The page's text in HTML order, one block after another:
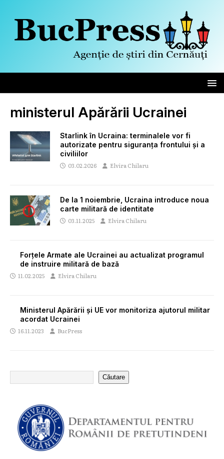
ministerul Apărării Ucrainei
Starlink în Ucraina: terminalele vor fi
autorizate pentru siguranța frontului și a
civiliilor
03.02.2026 Elvira Chilaru
De la 1 noiembrie, Ucraina introduce noua
carte militară de identitate
03.11.2025 Elvira Chilaru
Forțele Armate ale Ucrainei au actualizat programul
de instruire militară de bază
11.02.2025 Elvira Chilaru
Ministerul Apărării și UE vor monitoriza ajutorul militar
acordat Ucrainei
16.11.2023 BucPress
Căutare